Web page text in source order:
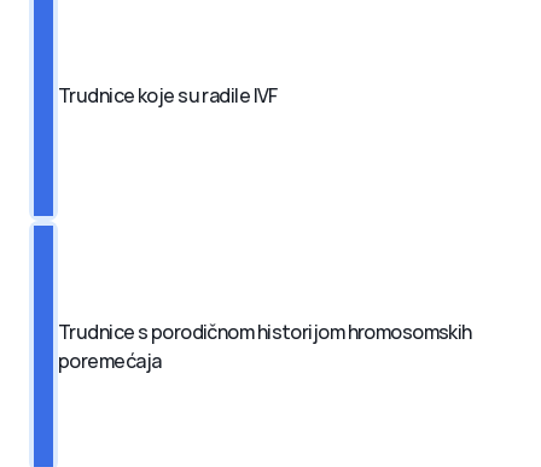
Trudnice koje su radile IVF
Trudnice s porodičnom historijom hromosomskih
poremećaja